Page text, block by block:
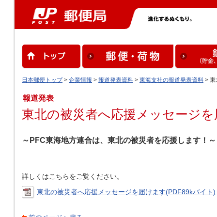
日本郵便トップ> 企業情報 > 報道発表資料 > 東海支社の報道発表資料 >
報道発表
東北の被災者へ応援メッセージ
～PFC東海地方連合は、東北の被災者を応援します！～
詳しくはこちらをご覧ください。
東北の被災者へ応援メッセージを届けます(PDF89kバイト)